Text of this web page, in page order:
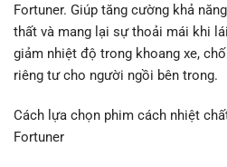
Fortuner. Giúp tăng cường khả
thất và mang lại sự thoải mái khi
giảm nhiệt độ trong khoang xe,
riêng tư cho người ngồi bên trong.
Cách lựa chọn phim cách nhiệt
Fortuner